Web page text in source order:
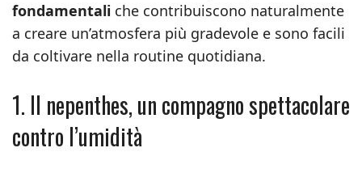
fondamentali che contribuiscono naturalmente
a creare un’atmosfera più gradevole e sono facili
da coltivare nella routine quotidiana.
1. Il nepenthes, un compagno spettacolare
contro l’umidità